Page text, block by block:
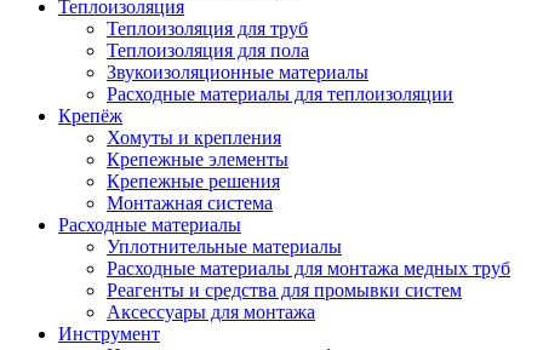
Теплоизоляция
Теплоизоляция для труб
Теплоизоляция для пола
Звукоизоляционные материалы
Расходные материалы для теплоизоляции
Крепёж
Хомуты и крепления
Крепежные элементы
Крепежные решения
Монтажная система
Расходные материалы
Уплотнительные материалы
Расходные материалы для монтажа медных труб
Реагенты и средства для промывки систем
Аксессуары для монтажа
Инструмент